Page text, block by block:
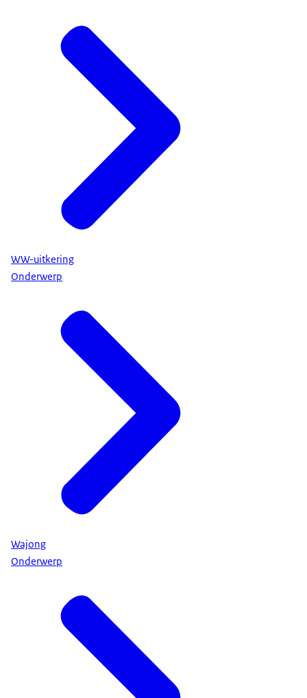
WW-uitkering
Onderwerp
Wajong
Onderwerp